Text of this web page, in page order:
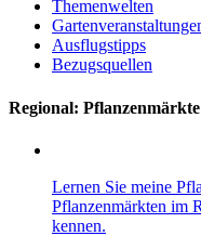
Themenwelten
Ausflugstipps
Bezugsquellen
Regional: Pflanzenmärkte
Lernen Sie meine
Pflanzenmärkten im
kennen.